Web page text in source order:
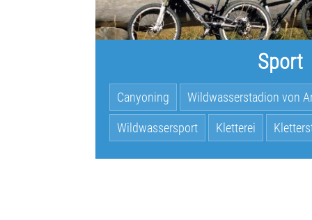
Sport
Canyoning Wildwasserstadion von
Wildwassersport Kletterei